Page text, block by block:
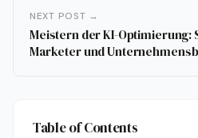
NEXT POST →
Meistern der KI-Optimierung:
Marketer und
Table of Contents